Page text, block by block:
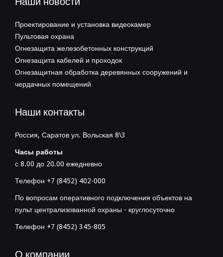
Проектирование и установка видеокамер
Пультовая охрана
Огнезащита железобетонных конструкций
Огнезащита кабелей и проходок
Огнезащитная обработка деревянных сооружений и
чердачных помещений
Наши контакты
Россия, Саратов ул. Вольская 8\3
Часы работы
с 8.00 до 20.00 ежедневно
Телефон +7 (8452) 402-000
По вопросам оперативного подключения объектов на
пульт централизованной охраны - круглосуточно
Телефон +7 (8452) 345-805
О компании